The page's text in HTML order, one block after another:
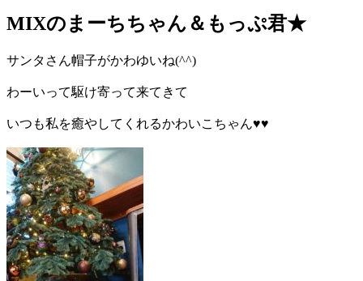
MIXのまーちちゃん＆もっぷ君★
サンタさん帽子がかわゆいね(^^)
わーいって駆け寄って来てきて
いつも私を癒やしてくれるかわいこちゃん♥♥